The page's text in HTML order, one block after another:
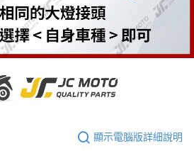
顯示電腦版詳細說明